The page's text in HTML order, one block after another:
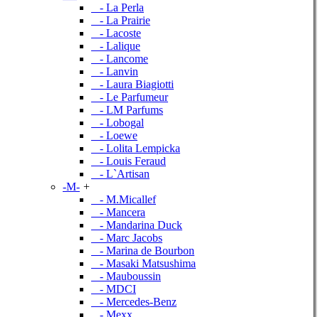
- La Perla
- La Prairie
- Lacoste
- Lalique
- Lancome
- Lanvin
- Laura Biagiotti
- Le Parfumeur
- LM Parfums
- Lobogal
- Loewe
- Lolita Lempicka
- Louis Feraud
- L`Artisan
-M- +
- M.Micallef
- Mancera
- Mandarina Duck
- Marc Jacobs
- Marina de Bourbon
- Masaki Matsushima
- Mauboussin
- MDCI
- Mercedes-Benz
- Mexx